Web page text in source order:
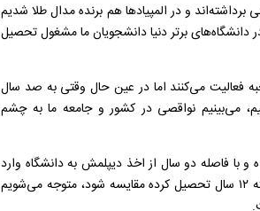
برداشته‌اند و در المپیاد‌ها هم برنده مدال طلا شدیم
دانشگاه‌های برتر دنیا دانشجویان ما مشغول تحصیل
فعالیت می‌کنند اما در عین حال وقتی به صد سال
می‌بینیم نواقصی در کشور و جامعه ما به چشم
درس خوانده و با فاصله دو سال از اخذ دیپلمش به دانشگاه وارد
نشود و مشغول کار عادی شود با دانش‌آموزی که در کشوری پیشرفته ۱۲ سال تحصیل کرده مقایسه شود، متوجه می‌شویم